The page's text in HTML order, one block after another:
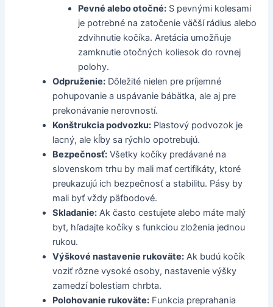
Pevné alebo otočné: S pevnými kolesami
je potrebné na zatočenie väčší rádius alebo
zdvihnutie kočíka. Aretácia umožňuje
zamknutie otočných koliesok do rovnej
polohy.
Odpruženie: Dôležité nielen pre príjemné
pohupovanie a uspávanie bábätka, ale aj pre
prekonávanie nerovností.
Konštrukcia podvozku: Plastový podvozok je
lacný, ale kĺby sa rýchlo opotrebujú.
Bezpečnosť: Všetky kočíky predávané na
slovenskom trhu by mali mať certifikáty, ktoré
preukazujú ich bezpečnosť a stabilitu. Pásy by
mali byť vždy päťbodové.
Skladanie: Ak často cestujete alebo máte malý
byt, hľadajte kočíky s funkciou zloženia jednou
rukou.
Výškové nastavenie rukoväte: Ak budú kočík
voziť rôzne vysoké osoby, nastavenie výšky
zamedzí bolestiam chrbta.
Polohovanie rukoväte: Funkcia preprahania